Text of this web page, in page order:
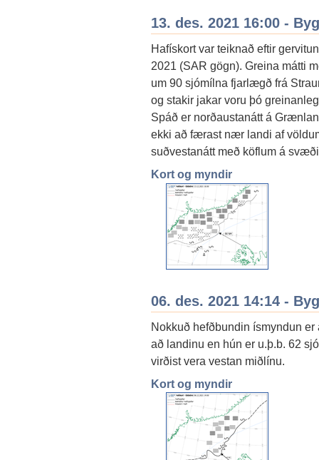
13. des. 2021 16:00 -
Hafískort var teiknað eftir
2021 (SAR gögn). Greina mátti
um 90 sjómílna fjarlægð frá
og stakir jakar voru þó
Spáð er norðaustanátt á
ekki að færast nær landi af
suðvestanátt með köflum á
Kort og myndir
06. des. 2021 14:14 -
Nokkuð hefðbundin ísmyndun
að landinu en hún er u.þ.b. 62
virðist vera vestan miðlínu.
Kort og myndir